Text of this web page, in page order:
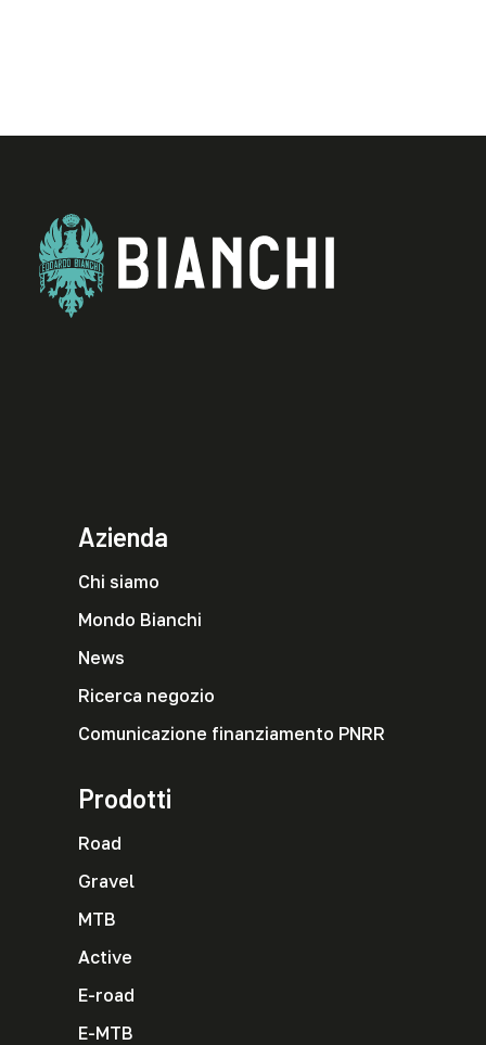
Azienda
Chi siamo
Mondo Bianchi
News
Ricerca negozio
Comunicazione finanziamento PNRR
Prodotti
Road
Gravel
MTB
Active
E-road
E-MTB